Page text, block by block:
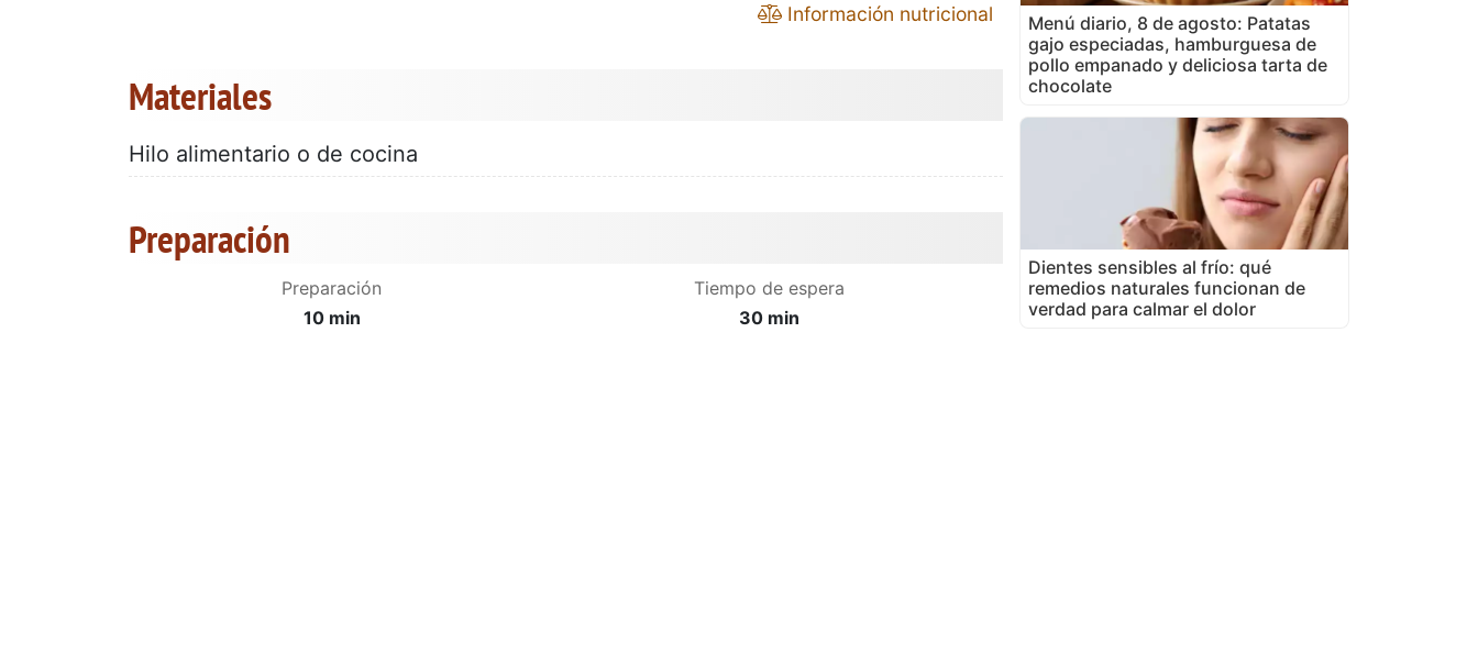
Información nutricional
Materiales
Hilo alimentario o de cocina
Preparación
Preparación
10 min
Tiempo de espera
30 min
Menú diario, 8 de agosto: Patatas
gajo especiadas, hamburguesa de
pollo empanado y deliciosa tarta de
chocolate
Dientes sensibles al frío: qué
remedios naturales funcionan de
verdad para calmar el dolor